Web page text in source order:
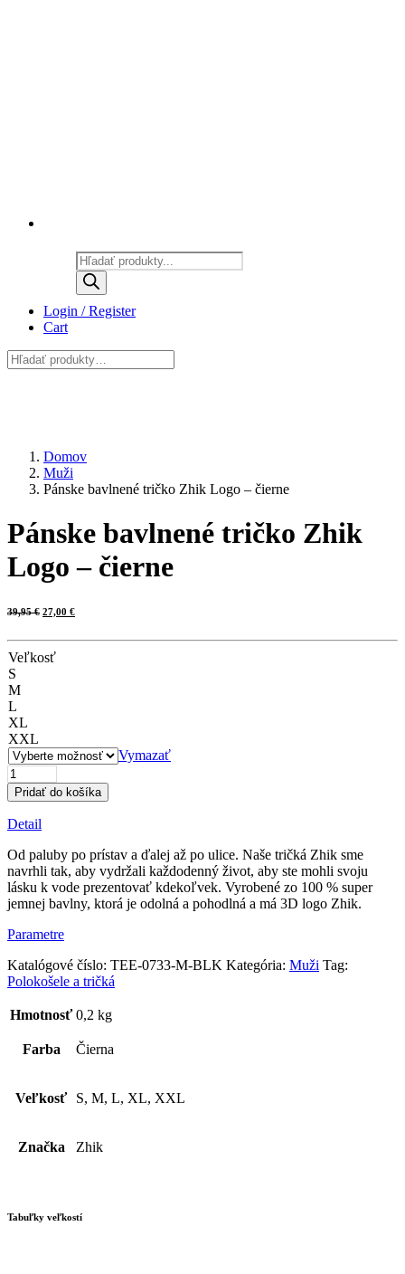
Products
search
Login / Register
Cart
Domov
Muži
Pánske bavlnené tričko Zhik Logo – čierne
Pánske bavlnené tričko Zhik
Logo – čierne
39,95€ Pôvodná
39,95 €.
27,00 €Aktuálna
27,00 €.
Veľkosť
S
M
L
XL
XXL
Vymazať
množstvo
Pánske
bavlnené
tričko
Logo
–
čierne
Pridať do košíka
Detail
Od paluby po prístav a ďalej až po ulice. Naše tričká Zhik sme
navrhli tak, aby vydržali každodenný život, aby ste mohli svoju
lásku k vode prezentovať kdekoľvek. Vyrobené zo 100 % super
jemnej bavlny, ktorá je odolná a pohodlná a má 3D logo Zhik.
Parametre
Katalógové číslo: TEE-0733-M-BLK Kategória: Muži Tag:
Polokošele a tričká
Hmotnosť 0,2 kg
Farba Čierna
Veľkosť S, M, L, XL, XXL
Značka Zhik
Tabuľky veľkostí